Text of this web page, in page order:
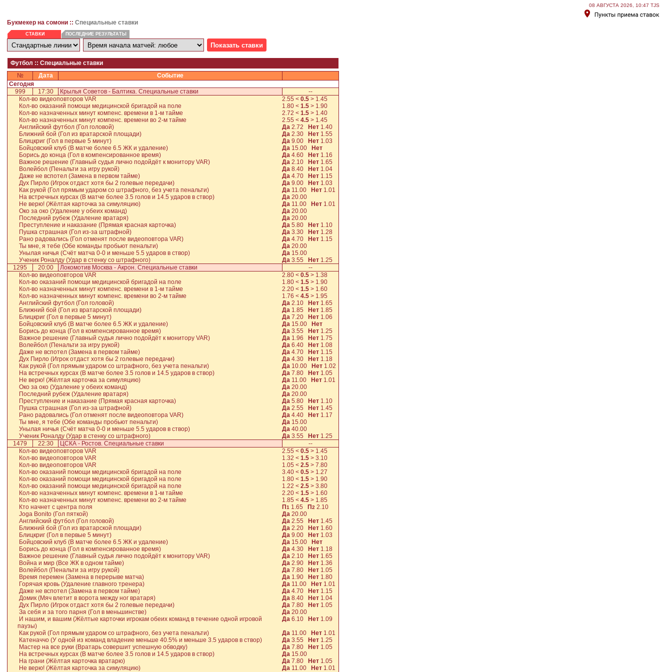
08 АВГУСТА 2026, 10:47 TJS
Букмекер на сомони :: Специальные ставки
СТАВКИ ПОСЛЕДНИЕ РЕЗУЛЬТАТЫ
Футбол :: Специальные ставки
№
Дата
Событие
Сегодня
999
17:30 Крылья Советов - Балтика. Специальные ставки
--
Кол-во видеоповторов VAR
2.55 < 0.5 > 1.45
Кол-во оказаний помощи медицинской бригадой на поле
1.80 < 1.5 > 1.90
Кол-во назначенных минут компенс. времени в 1-м тайме
2.72 < 1.5 > 1.40
Кол-во назначенных минут компенс. времени во 2-м тайме
2.55 < 4.5 > 1.45
Английский футбол (Гол головой)
Да 2.72 Нет 1.40
Ближний бой (Гол из вратарской площади)
Да 2.30 Нет 1.55
Блицкриг (Гол в первые 5 минут)
Да 9.00 Нет 1.03
Бойцовский клуб (В матче более 6.5 ЖК и удаление)
Да 15.00
Нет
Борись до конца (Гол в компенсированное время)
Да 4.60 Нет 1.16
Важное решение (Главный судья лично подойдёт к монитору VAR)
Да 2.10 Нет 1.65
Волейбол (Пенальти за игру рукой)
Да 8.40 Нет 1.04
Даже не вспотел (Замена в первом тайме)
Да 4.70 Нет 1.15
Дух Пирло (Игрок отдаст хотя бы 2 голевые передачи)
Да 9.00 Нет 1.03
Как рукой (Гол прямым ударом со штрафного, без учета пенальти)
Да 11.00 Нет 1.01
На встречных курсах (В матче более 3.5 голов и 14.5 ударов в створ)
Да 20.00
Не верю! (Жёлтая карточка за симуляцию)
Да 11.00 Нет 1.01
Око за око (Удаление у обеих команд)
Да 20.00
Последний рубеж (Удаление вратаря)
Да 20.00
Преступление и наказание (Прямая красная карточка)
Да 5.80 Нет 1.10
Пушка страшная (Гол из-за штрафной)
Да 3.30 Нет 1.28
Рано радовались (Гол отменят после видеоповтора VAR)
Да 4.70 Нет 1.15
Ты мне, я тебе (Обе команды пробьют пенальти)
Да 20.00
Унылая ничья (Счёт матча 0-0 и меньше 5.5 ударов в створ)
Да 15.00
Ученик Роналду (Удар в стенку со штрафного)
Да 3.55 Нет 1.25
1295
20:00 Локомотив Москва - Акрон. Специальные ставки
--
Кол-во видеоповторов VAR
2.80 < 0.5 > 1.38
Кол-во оказаний помощи медицинской бригадой на поле
1.80 < 1.5 > 1.90
Кол-во назначенных минут компенс. времени в 1-м тайме
2.20 < 1.5 > 1.60
Кол-во назначенных минут компенс. времени во 2-м тайме
1.76 < 4.5 > 1.95
Английский футбол (Гол головой)
Да 2.10 Нет 1.65
Ближний бой (Гол из вратарской площади)
Да 1.85 Нет 1.85
Блицкриг (Гол в первые 5 минут)
Да 7.20 Нет 1.06
Бойцовский клуб (В матче более 6.5 ЖК и удаление)
Да 15.00
Нет
Борись до конца (Гол в компенсированное время)
Да 3.55 Нет 1.25
Важное решение (Главный судья лично подойдёт к монитору VAR)
Да 1.96 Нет 1.75
Волейбол (Пенальти за игру рукой)
Да 6.40 Нет 1.08
Даже не вспотел (Замена в первом тайме)
Да 4.70 Нет 1.15
Дух Пирло (Игрок отдаст хотя бы 2 голевые передачи)
Да 4.30 Нет 1.18
Как рукой (Гол прямым ударом со штрафного, без учета пенальти)
Да 10.00 Нет 1.02
На встречных курсах (В матче более 3.5 голов и 14.5 ударов в створ)
Да 7.80 Нет 1.05
Не верю! (Жёлтая карточка за симуляцию)
Да 11.00 Нет 1.01
Око за око (Удаление у обеих команд)
Да 20.00
Последний рубеж (Удаление вратаря)
Да 20.00
Преступление и наказание (Прямая красная карточка)
Да 5.80 Нет 1.10
Пушка страшная (Гол из-за штрафной)
Да 2.55 Нет 1.45
Рано радовались (Гол отменят после видеоповтора VAR)
Да 4.40 Нет 1.17
Ты мне, я тебе (Обе команды пробьют пенальти)
Да 15.00
Унылая ничья (Счёт матча 0-0 и меньше 5.5 ударов в створ)
Да 40.00
Ученик Роналду (Удар в стенку со штрафного)
Да 3.55 Нет 1.25
1479
22:30 ЦСКА - Ростов. Специальные ставки
--
Кол-во видеоповторов VAR
2.55 < 0.5 > 1.45
Кол-во видеоповторов VAR
1.32 < 1.5 > 3.10
Кол-во видеоповторов VAR
1.05 < 2.5 > 7.80
Кол-во оказаний помощи медицинской бригадой на поле
3.40 < 0.5 > 1.27
Кол-во оказаний помощи медицинской бригадой на поле
1.80 < 1.5 > 1.90
Кол-во оказаний помощи медицинской бригадой на поле
1.22 < 2.5 > 3.80
Кол-во назначенных минут компенс. времени в 1-м тайме
2.20 < 1.5 > 1.60
Кол-во назначенных минут компенс. времени во 2-м тайме
1.85 < 4.5 > 1.85
Кто начнет с центра поля
П1 1.65 П2 2.10
Joga Bonito (Гол пяткой)
Да 20.00
Английский футбол (Гол головой)
Да 2.55 Нет 1.45
Ближний бой (Гол из вратарской площади)
Да 2.20 Нет 1.60
Блицкриг (Гол в первые 5 минут)
Да 9.00 Нет 1.03
Бойцовский клуб (В матче более 6.5 ЖК и удаление)
Да 15.00
Нет
Борись до конца (Гол в компенсированное время)
Да 4.30 Нет 1.18
Важное решение (Главный судья лично подойдёт к монитору VAR)
Да 2.10 Нет 1.65
Война и мир (Все ЖК в одном тайме)
Да 2.90 Нет 1.36
Волейбол (Пенальти за игру рукой)
Да 7.80 Нет 1.05
Время перемен (Замена в перерыве матча)
Да 1.90 Нет 1.80
Горячая кровь (Удаление главного тренера)
Да 11.00 Нет 1.01
Даже не вспотел (Замена в первом тайме)
Да 4.70 Нет 1.15
Домик (Мяч влетит в ворота между ног вратаря)
Да 8.40 Нет 1.04
Дух Пирло (Игрок отдаст хотя бы 2 голевые передачи)
Да 7.80 Нет 1.05
За себя и за того парня (Гол в меньшинстве)
Да 20.00
И нашим, и вашим (Жёлтые карточки игрокам обеих команд в течение одной игровой
паузы)
Да 6.10 Нет 1.09
Как рукой (Гол прямым ударом со штрафного, без учета пенальти)
Да 11.00 Нет 1.01
Катеначчо (У одной из команд владение меньше 40.5% и меньше 3.5 ударов в створ)
Да 3.55 Нет 1.25
Мастер на все руки (Вратарь совершит успешную обводку)
Да 7.80 Нет 1.05
На встречных курсах (В матче более 3.5 голов и 14.5 ударов в створ)
Да 15.00
На грани (Жёлтая карточка вратарю)
Да 7.80 Нет 1.05
Не верю! (Жёлтая карточка за симуляцию)
Да 11.00 Нет 1.01